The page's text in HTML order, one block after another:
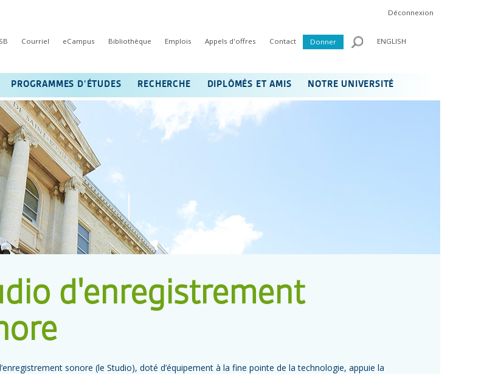
Déconnexion
Courriel eCampus Bibliothèque Emplois Appels d'offres Contact Donner ENGLISH
PROGRAMMES D’ÉTUDES RECHERCHE DIPLÔMÉS ET AMIS NOTRE UNIVERSITÉ
d'enregistrement
sonore (le Studio), doté d’équipement à la fine pointe de la technologie, appuie la